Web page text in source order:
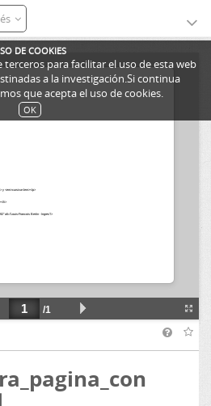
DE COOKIES
terceros para facilitar el uso de esta web
a la investigación.Si continua
que acepta el uso de cookies.
OK